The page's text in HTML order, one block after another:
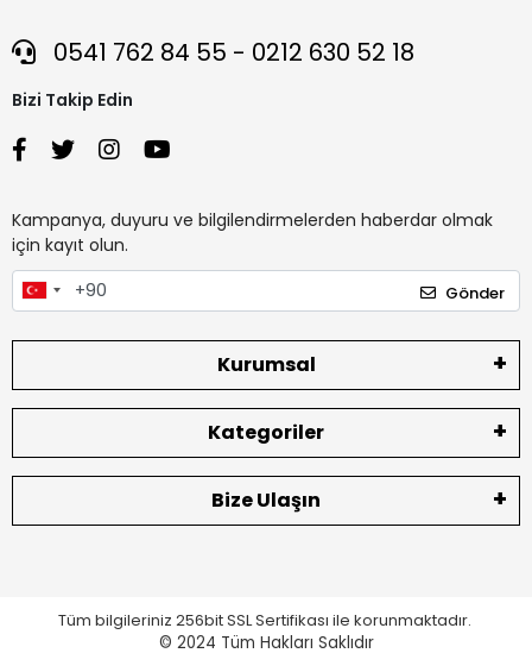
0541 762 84 55 - 0212 630 52 18
Bizi Takip Edin
Kampanya, duyuru ve bilgilendirmelerden haberdar olmak
için kayıt olun.
Gönder
Kurumsal
Kategoriler
Bize Ulaşın
Tüm bilgileriniz 256bit SSL Sertifikası ile korunmaktadır.
© 2024 Tüm Hakları Saklıdır